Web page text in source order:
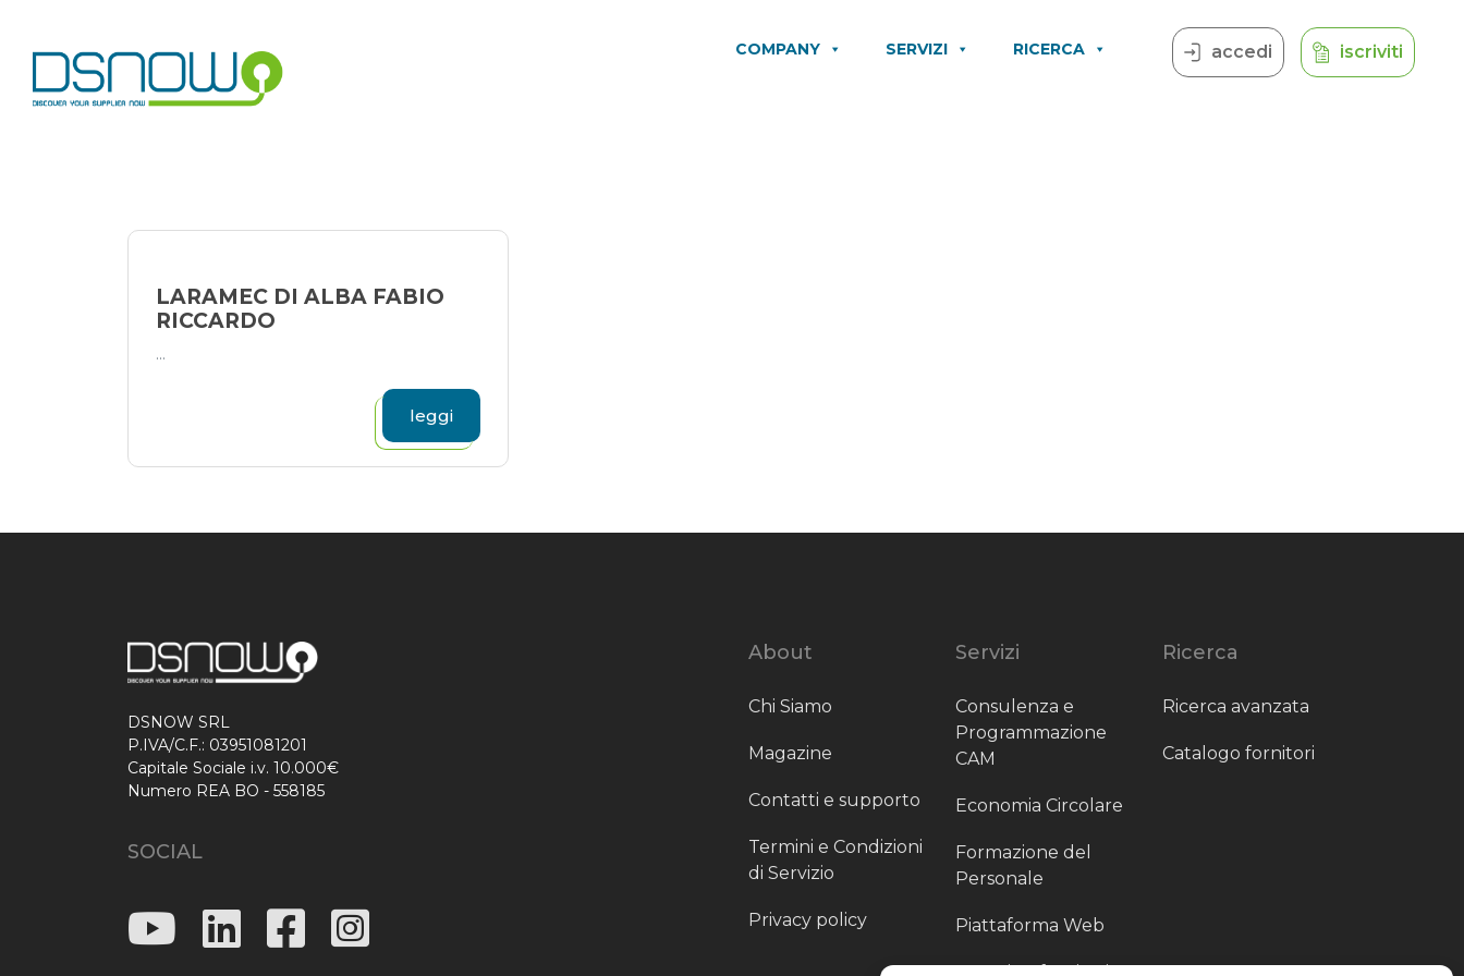
content
COMPANY SERVIZI RICERCA accedi iscriviti
LARAMEC DI ALBA FABIO
RICCARDO
...
leggi
DSNOW SRL
P.IVA/C.F.: 03951081201
Capitale Sociale i.v. 10.000€
Numero REA BO - 558185
SOCIAL
About
Chi Siamo
Magazine
Contatti e supporto
Termini e Condizioni
di Servizio
Privacy policy
Servizi
Consulenza e
Programmazione
CAM
Economia Circolare
Formazione del
Personale
Piattaforma Web
Ricerca
Ricerca avanzata
Catalogo fornitori